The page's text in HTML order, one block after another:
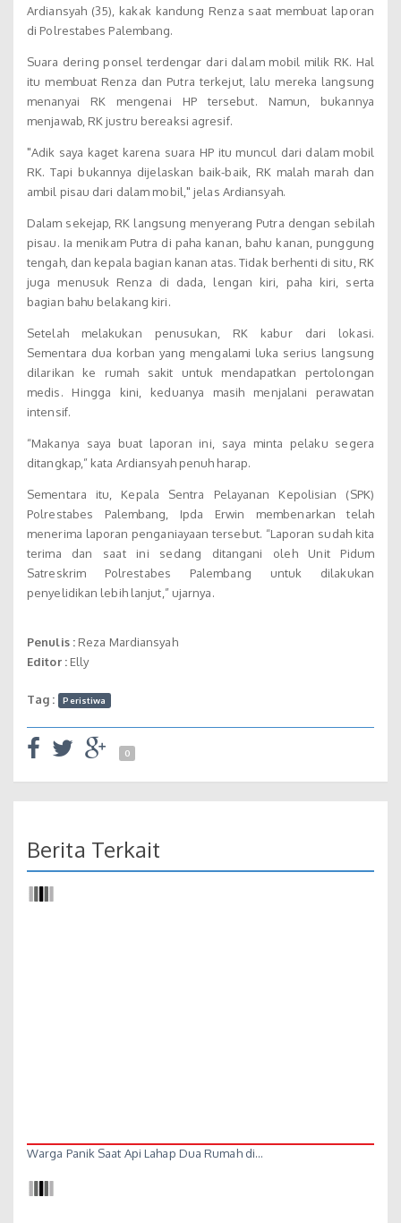
Ardiansyah (35), kakak kandung Renza saat membuat laporan
di Polrestabes Palembang.
Suara dering ponsel terdengar dari dalam mobil milik RK. Hal
itu membuat Renza dan Putra terkejut, lalu mereka langsung
menanyai RK mengenai HP tersebut. Namun, bukannya
menjawab, RK justru bereaksi agresif.
"Adik saya kaget karena suara HP itu muncul dari dalam mobil
RK. Tapi bukannya dijelaskan baik-baik, RK malah marah dan
ambil pisau dari dalam mobil," jelas Ardiansyah.
Dalam sekejap, RK langsung menyerang Putra dengan sebilah
pisau. Ia menikam Putra di paha kanan, bahu kanan, punggung
tengah, dan kepala bagian kanan atas. Tidak berhenti di situ, RK
juga menusuk Renza di dada, lengan kiri, paha kiri, serta
bagian bahu belakang kiri.
Setelah melakukan penusukan, RK kabur dari lokasi.
Sementara dua korban yang mengalami luka serius langsung
dilarikan ke rumah sakit untuk mendapatkan pertolongan
medis. Hingga kini, keduanya masih menjalani perawatan
intensif.
“Makanya saya buat laporan ini, saya minta pelaku segera
ditangkap,” kata Ardiansyah penuh harap.
Sementara itu, Kepala Sentra Pelayanan Kepolisian (SPK)
Polrestabes Palembang, Ipda Erwin membenarkan telah
menerima laporan penganiayaan tersebut. “Laporan sudah kita
terima dan saat ini sedang ditangani oleh Unit Pidum
Satreskrim Polrestabes Palembang untuk dilakukan
penyelidikan lebih lanjut,” ujarnya.
Penulis :Reza Mardiansyah
Editor :Elly
Tag : Peristiwa
0
Berita Terkait
Warga Panik Saat Api Lahap Dua Rumah di…